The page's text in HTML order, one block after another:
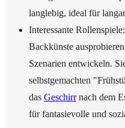
langlebig, ideal für
Interessante
Backkünste
Szenarien entwickeln.
selbstgemachten
das Geschirrnach dem
für fantasievolle und